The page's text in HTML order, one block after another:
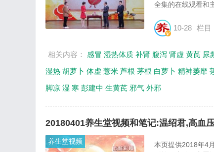
全集的在线观看和
10-28 栏目
相关内容： 感冒 湿热体质 补肾 腹泻 肾虚 黄芪 尿
湿热 胡萝卜 体虚 薏米 芦根 茅根 白萝卜 精神萎靡
脚凉 湿 寒 彭建中 生黄芪 邪气 外邪
20180401养生堂视频和笔记:温绍君,高血
养生堂视频
本页提供2018年4